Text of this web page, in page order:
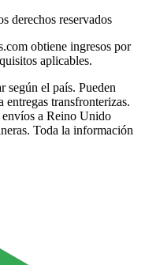
derechos reservados
obtiene ingresos por
aplicables.
el país. Pueden
entregas transfronterizas.
envíos a Reino Unido
Toda la información